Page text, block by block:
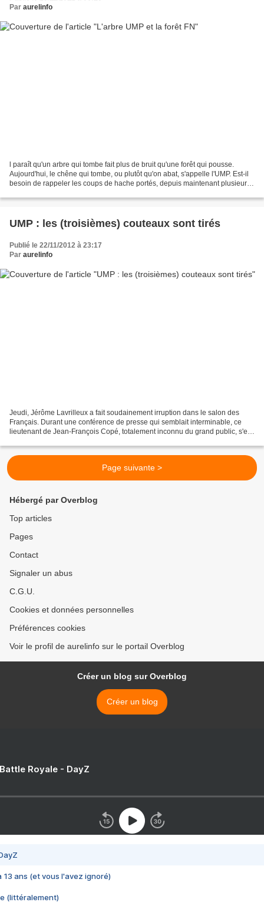
Par aurelinfo
l paraît qu'un arbre qui tombe fait plus de bruit qu'une forêt qui pousse.
Aujourd'hui, le chêne qui tombe, ou plutôt qu'on abat, s'appelle l'UMP. Est-il
besoin de rappeler les coups de hache portés, depuis maintenant plusieurs
UMP : les (troisièmes) couteaux sont tirés
Publié le 22/11/2012 à 23:17
Par aurelinfo
Jeudi, Jérôme Lavrilleux a fait soudainement irruption dans le salon des
Français. Durant une conférence de presse qui semblait interminable, ce
lieutenant de Jean-François Copé, totalement inconnu du grand public, s'est
Page suivante >
Hébergé par Overblog
Top articles
Pages
Contact
Signaler un abus
C.G.U.
Cookies et données personnelles
Préférences cookies
Voir le profil de aurelinfo sur le portail Overblog
Créer un blog sur Overblog
Créer un blog
Royale - DayZ
13 ans (et vous l'avez ignoré)
(littéralement)